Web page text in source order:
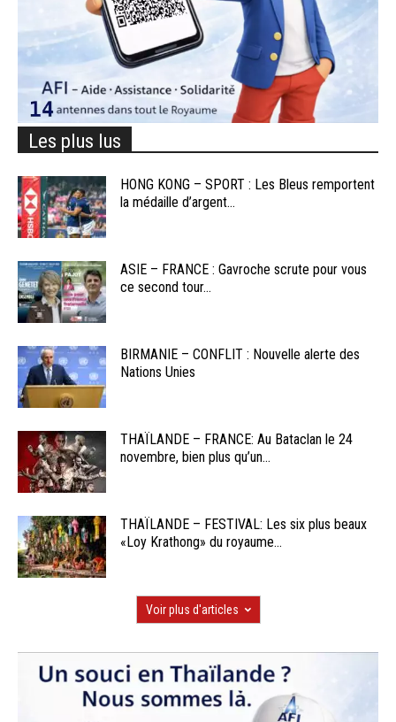
Les plus lus
HONG KONG – SPORT : Les Bleus remportent
la médaille d’argent...
ASIE – FRANCE : Gavroche scrute pour vous
ce second tour...
BIRMANIE – CONFLIT : Nouvelle alerte des
Nations Unies
THAÏLANDE – FRANCE: Au Bataclan le 24
novembre, bien plus qu’un...
THAÏLANDE – FESTIVAL: Les six plus beaux
«Loy Krathong» du royaume...
Voir plus d'articles